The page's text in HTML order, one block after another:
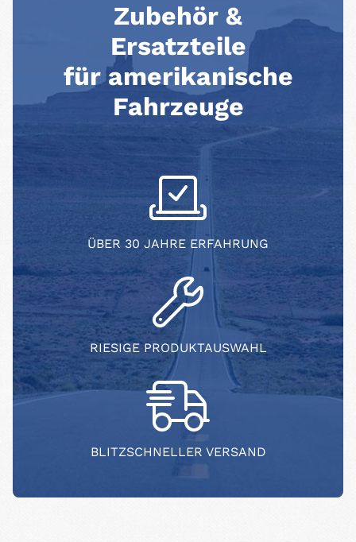
Zubehör &
Ersatzteile
für amerikanische
Fahrzeuge
ÜBER 30 JAHRE ERFAHRUNG
RIESIGE PRODUKTAUSWAHL
BLITZSCHNELLER VERSAND